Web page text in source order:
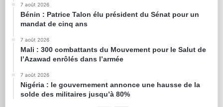
7 août 2026
Bénin : Patrice Talon élu président du Sénat pour un
mandat de cinq ans
7 août 2026
Mali : 300 combattants du Mouvement pour le Salut de
l’Azawad enrôlés dans l’armée
7 août 2026
Nigéria : le gouvernement annonce une hausse de la
solde des militaires jusqu’à 80%